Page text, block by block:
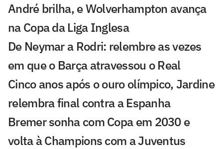
André brilha, e Wolverhampton avança
na Copa da Liga Inglesa
De Neymar a Rodri: relembre as vezes
em que o Barça atravessou o Real
Cinco anos após o ouro olímpico, Jardine
relembra final contra a Espanha
Bremer sonha com Copa em 2030 e
volta à Champions com a Juventus